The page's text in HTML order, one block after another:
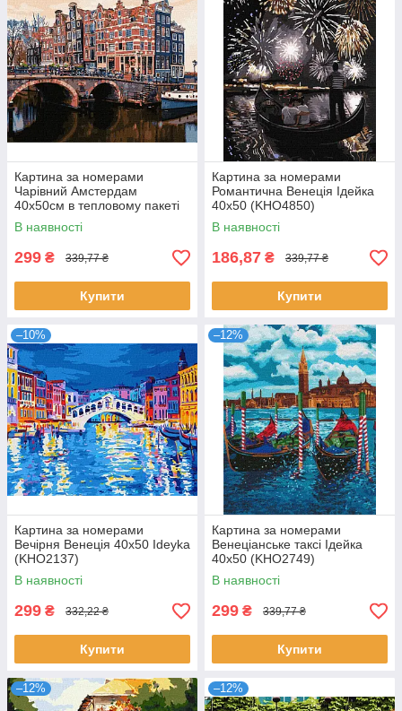
Картина за номерами
Чарівний Амстердам
40х50см в тепловому пакеті
Ідейка Ukraine (KHO3615)
В наявності
299 ₴ 339,77 ₴
Купити
Картина за номерами
Романтична Венеція Ідейка
40х50 (KHO4850)
В наявності
186,87 ₴ 339,77 ₴
Купити
–10%
Картина за номерами
Вечірня Венеція 40x50 Ideyka
(KHO2137)
В наявності
299 ₴ 332,22 ₴
Купити
–12%
Картина за номерами
Венеціанське таксі Ідейка
40х50 (KHO2749)
В наявності
299 ₴ 339,77 ₴
Купити
–12% –12%